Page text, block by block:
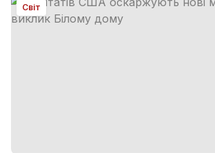
Світ